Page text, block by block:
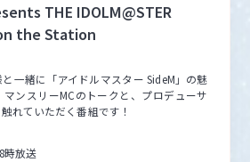
THE IDOLM@STER
the Station
一緒に「アイドルマスター SideM」の魅
ンスリーMCのトークと、プロデューサ
れていただく番組です！
時放送